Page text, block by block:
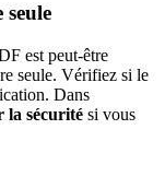
est peut-être
seule. Vérifiez si le
Dans
sécurité si vous